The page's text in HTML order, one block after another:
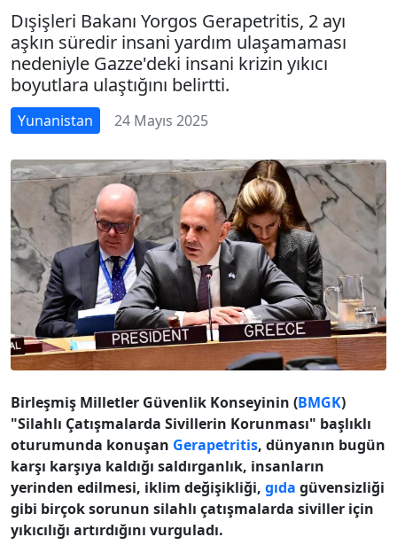
Dışişleri Bakanı Yorgos Gerapetritis, 2 ayı
aşkın süredir insani yardım ulaşamaması
nedeniyle Gazze'deki insani krizin yıkıcı
boyutlara ulaştığını belirtti.
Yunanistan 24 Mayıs 2025
Birleşmiş Milletler Güvenlik Konseyinin (BMGK)
"Silahlı Çatışmalarda Sivillerin Korunması" başlıklı
oturumunda konuşan Gerapetritis, dünyanın bugün
karşı karşıya kaldığı saldırganlık, insanların
yerinden edilmesi, iklim değişikliği, gıda güvensizliği
gibi birçok sorunun silahlı çatışmalarda siviller için
yıkıcılığı artırdığını vurguladı.